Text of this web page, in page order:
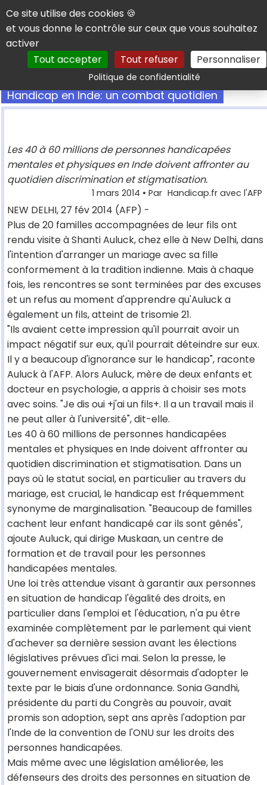
Panneau de gestion des cookies
Ce site utilise des cookies 🍪
et vous donne le contrôle sur ceux que vous souhaitez
activer
Tout accepter
Tout refuser Personnaliser
Politique de confidentialitéRechercher
Handicap en Inde: un combat quotidien
Les 40 à 60 millions de personnes handicapées
mentales et physiques en Inde doivent affronter au
quotidien discrimination et stigmatisation.
1 mars 2014 • Par Handicap.fr avec l'AFP
NEW DELHI, 27 fév 2014 (AFP) -
Plus de 20 familles accompagnées de leur fils ont
rendu visite à Shanti Auluck, chez elle à New Delhi, dans
l'intention d'arranger un mariage avec sa fille
conformement à la tradition indienne. Mais à chaque
fois, les rencontres se sont terminées par des excuses
et un refus au moment d'apprendre qu'Auluck a
également un fils, atteint de trisomie 21.
"Ils avaient cette impression qu'il pourrait avoir un
impact négatif sur eux, qu'il pourrait déteindre sur eux.
Il y a beaucoup d'ignorance sur le handicap", raconte
Auluck à l'AFP. Alors Auluck, mère de deux enfants et
docteur en psychologie, a appris à choisir ses mots
avec soins. "Je dis oui +j'ai un fils+. Il a un travail mais il
ne peut aller à l'université", dit-elle.
Les 40 à 60 millions de personnes handicapées
mentales et physiques en Inde doivent affronter au
quotidien discrimination et stigmatisation. Dans un
pays où le statut social, en particulier au travers du
mariage, est crucial, le handicap est fréquemment
synonyme de marginalisation. "Beaucoup de familles
cachent leur enfant handicapé car ils sont gênés",
ajoute Auluck, qui dirige Muskaan, un centre de
formation et de travail pour les personnes
handicapées mentales.
Une loi très attendue visant à garantir aux personnes
en situation de handicap l'égalité des droits, en
particulier dans l'emploi et l'éducation, n'a pu être
examinée complètement par le parlement qui vient
d'achever sa dernière session avant les élections
législatives prévues d'ici mai. Selon la presse, le
gouvernement envisagerait désormais d'adopter le
texte par le biais d'une ordonnance. Sonia Gandhi,
présidente du parti du Congrès au pouvoir, avait
promis son adoption, sept ans après l'adoption par
l'Inde de la convention de l'ONU sur les droits des
personnes handicapées.
Mais même avec une législation améliorée, les
défenseurs des droits des personnes en situation de